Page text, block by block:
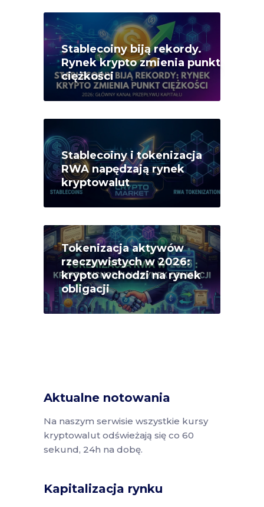
Stablecoiny biją rekordy.
Rynek krypto zmienia punkt
ciężkości
Stablecoiny i tokenizacja
RWA napędzają rynek
kryptowalut
Tokenizacja aktywów
rzeczywistych w 2026:
krypto wchodzi na rynek
obligacji
Aktualne notowania
Na naszym serwisie wszystkie kursy
kryptowalut odświeżają się co 60
sekund, 24h na dobę.
Kapitalizacja rynku